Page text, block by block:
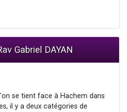
Gabriel DAYAN
se tient face à Hachem dans
il y a deux catégories de